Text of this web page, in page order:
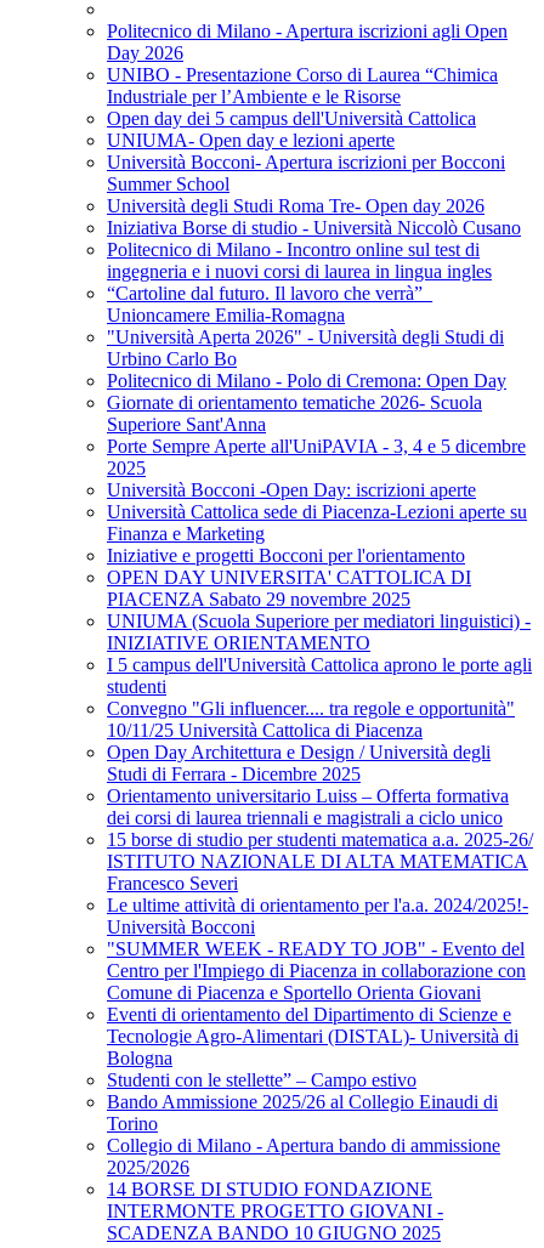
Politecnico di Milano - Apertura iscrizioni agli Open
Day 2026
UNIBO - Presentazione Corso di Laurea “Chimica
Industriale per l’Ambiente e le Risorse
Open day dei 5 campus dell'Università Cattolica
UNIUMA- Open day e lezioni aperte
Università Bocconi- Apertura iscrizioni per Bocconi
Summer School
Università degli Studi Roma Tre- Open day 2026
Iniziativa Borse di studio - Università Niccolò Cusano
Politecnico di Milano - Incontro online sul test di
ingegneria e i nuovi corsi di laurea in lingua ingles
“Cartoline dal futuro. Il lavoro che verrà”_
Unioncamere Emilia-Romagna
"Università Aperta 2026" - Università degli Studi di
Urbino Carlo Bo
Politecnico di Milano - Polo di Cremona: Open Day
Giornate di orientamento tematiche 2026- Scuola
Superiore Sant'Anna
Porte Sempre Aperte all'UniPAVIA - 3, 4 e 5 dicembre
2025
Università Bocconi -Open Day: iscrizioni aperte
Università Cattolica sede di Piacenza-Lezioni aperte su
Finanza e Marketing
Iniziative e progetti Bocconi per l'orientamento
OPEN DAY UNIVERSITA' CATTOLICA DI
PIACENZA Sabato 29 novembre 2025
UNIUMA (Scuola Superiore per mediatori linguistici) -
INIZIATIVE ORIENTAMENTO
I 5 campus dell'Università Cattolica aprono le porte agli
studenti
Convegno "Gli influencer.... tra regole e opportunità"
10/11/25 Università Cattolica di Piacenza
Open Day Architettura e Design / Università degli
Studi di Ferrara - Dicembre 2025
Orientamento universitario Luiss – Offerta formativa
dei corsi di laurea triennali e magistrali a ciclo unico
15 borse di studio per studenti matematica a.a. 2025-26/
ISTITUTO NAZIONALE DI ALTA MATEMATICA
Francesco Severi
Le ultime attività di orientamento per l'a.a. 2024/2025!-
Università Bocconi
"SUMMER WEEK - READY TO JOB" - Evento del
Centro per l'Impiego di Piacenza in collaborazione con
Comune di Piacenza e Sportello Orienta Giovani
Eventi di orientamento del Dipartimento di Scienze e
Tecnologie Agro-Alimentari (DISTAL)- Università di
Bologna
Studenti con le stellette” – Campo estivo
Bando Ammissione 2025/26 al Collegio Einaudi di
Torino
Collegio di Milano - Apertura bando di ammissione
2025/2026
14 BORSE DI STUDIO FONDAZIONE
INTERMONTE PROGETTO GIOVANI -
SCADENZA BANDO 10 GIUGNO 2025